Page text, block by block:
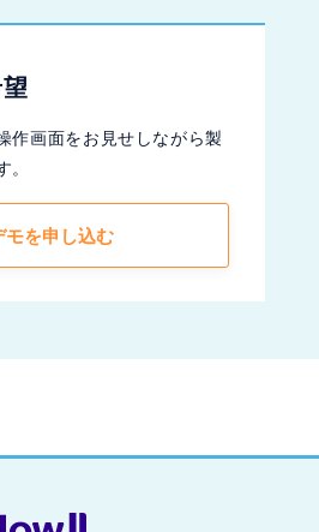
作画面をお見せしながら製
。
モを申し込む